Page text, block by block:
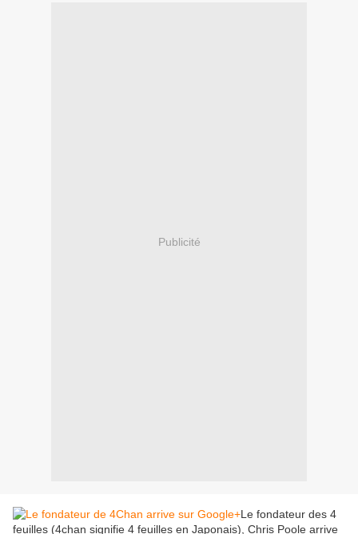
Publicité
Le fondateur des 4
feuilles (4chan signifie 4 feuilles en Japonais), Chris Poole arrive